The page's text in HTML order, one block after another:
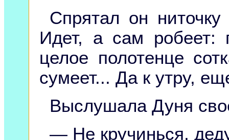
Спрятал он
Идет, а сам робеет:
целое полотенце
сумеет... Да к утру,
Выслушала Дуня
— Не кручинься,